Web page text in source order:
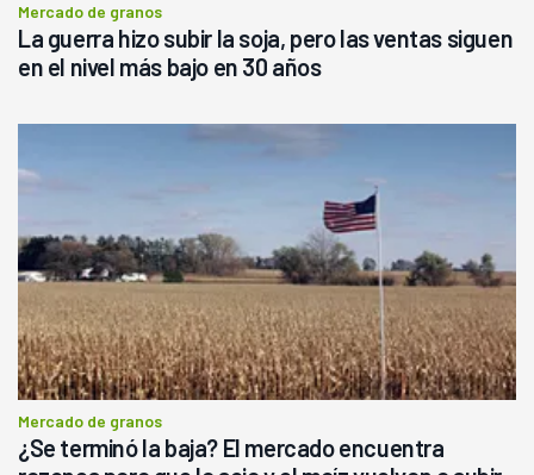
Mercado de granos
La guerra hizo subir la soja, pero las ventas siguen
en el nivel más bajo en 30 años
Mercado de granos
¿Se terminó la baja? El mercado encuentra